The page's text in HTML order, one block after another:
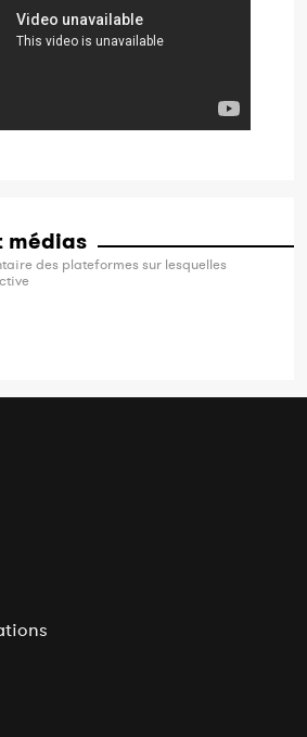
médias
des plateformes sur lesquelles